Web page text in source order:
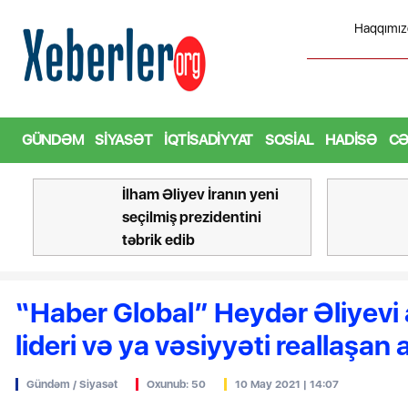
prezidentini təbrik edib
GÜNDƏM SIYASƏT İQTISADIYYAT SOSIAL HADISƏ
Bu şəxslərin I siniflərə
məktəb seçimi BAŞLAYIR
“Haber Global” Heydər Əliyevi
lideri və ya vəsiyyəti reallaşan
Gündəm / Siyasət Oxunub: 50 10 May 2021 | 14:07